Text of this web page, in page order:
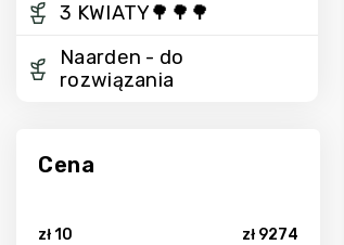
3 KWIATY🌳🌳🌳
Naarden - do
rozwiązania
Cena
zł10 zł 9274